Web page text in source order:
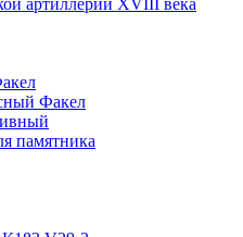
артиллерии XVIII века
Факел
памятника